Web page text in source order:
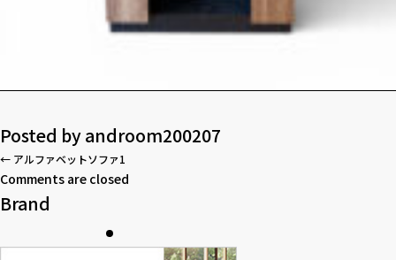
Posted byandroom200207
← アルファベットソファ1
Comments are closed
Brand